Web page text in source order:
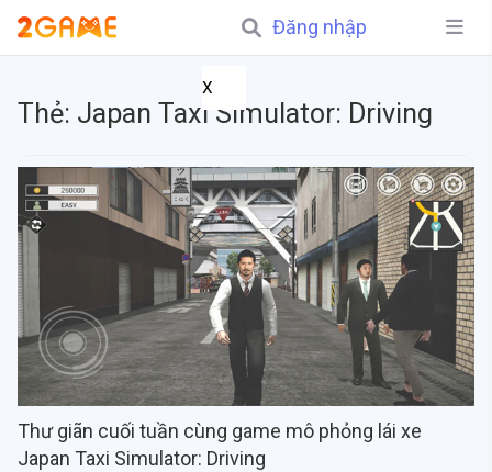
Đăng nhập
X
Thẻ: Japan Taxi Simulator: Driving
Thư giãn cuối tuần cùng game mô phỏng lái xe
Japan Taxi Simulator: Driving